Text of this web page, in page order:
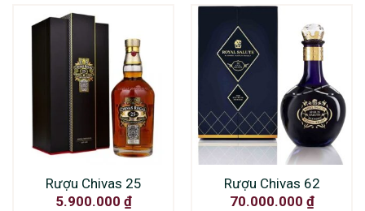
Rượu Chivas 25
5.900.000 ₫
Rượu Chivas 62
70.000.000 ₫